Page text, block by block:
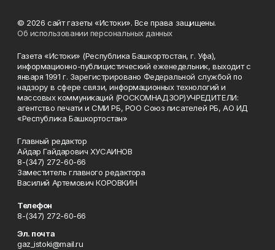
© 2026 сайт газеты «Истоки». Все права защищены.
Об использовании персональных данных
Газета «Истоки» (Республика Башкортостан, г. Уфа),
информационно-публицистический еженедельник, выходит с
января 1991 г. Зарегистрировано Федеральной службой по
надзору в сфере связи, информационных технологий и
массовых коммуникаций (РОСКОМНАДЗОР)УЧРЕДИТЕЛИ:
агентство печати и СМИ РБ, РОО Союз писателей РБ, АО ИД
«Республика Башкортостан»
Главный редактор
Айдар Гайдарович ХУСАИНОВ
8-(347) 272-60-66
Заместитель главного редактора
Василий Артемович КОРОВКИН
Телефон
8-(347) 272-60-66
Эл. почта
gaz_istoki@mail.ru